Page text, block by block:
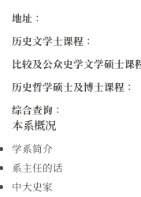
地址：
历史文学士课程：
比较及公众史学文学硕士课
历史哲学硕士及博士课程：
综合查询：
本系概况
学系简介
系主任的话
中大史家